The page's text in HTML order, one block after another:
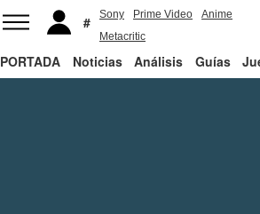
Sony Prime Video
Anime
Metacritic
PORTADA Noticias Análisis Guías